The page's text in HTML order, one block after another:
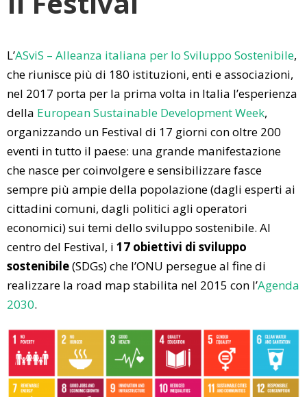
L’ASviS – Alleanza italiana per lo Sviluppo Sostenibile,
che riunisce più di 180 istituzioni, enti e associazioni,
nel 2017 porta per la prima volta in Italia l’esperienza
della European Sustainable Development Week,
organizzando un Festival di 17 giorni con oltre 200
eventi in tutto il paese: una grande manifestazione
che nasce per coinvolgere e sensibilizzare fasce
sempre più ampie della popolazione (dagli esperti ai
cittadini comuni, dagli politici agli operatori
economici) sui temi dello sviluppo sostenibile. Al
centro del Festival, i 17 obiettivi di sviluppo
sostenibile(SDGs) che l’ONU persegue al fine di
realizzare la road map stabilita nel 2015 con l’Agenda
2030.